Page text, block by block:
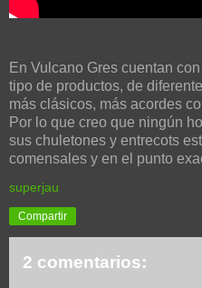
En Vulcano Gres cuentan
tipo de productos, de
más clásicos, más acordes
Por lo que creo que ningún
sus chuletones y entrecots
comensales y en el punto
superjau
Compartir
2 comentarios: